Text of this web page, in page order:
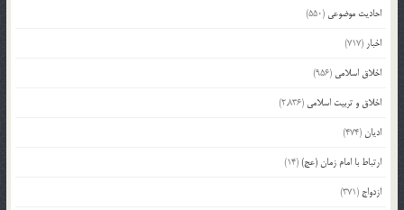
احادیث موضوعی (550)
اخبار (717)
اخلاق اسلامی (956)
اخلاق و تربیت اسلامی (2,836)
ادیان(474)
ارتباط با امام زمان (عج)(14)
ازدواج (371)